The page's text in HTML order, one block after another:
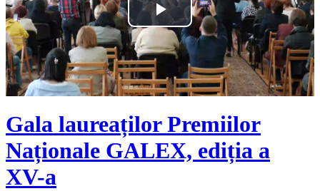
Play
Video
Gala laureaților Premiilor
Naționale GALEX, ediția a
XV-a